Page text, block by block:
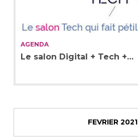
AGENDA
Le salon Digital + Tech +…
FEVRIER 2021